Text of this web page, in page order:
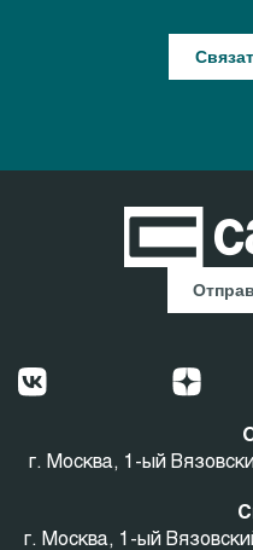
г. Москва, 1-ый
г. Москва, 1-ый